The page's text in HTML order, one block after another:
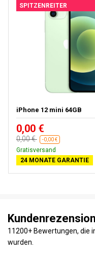
SPITZENREITER
iPhone 12 mini 64GB
0,00 €
0,00 € -0,00 €
Gratisversand
24 MONATE GARANTIE
11200+ Bewertungen, die
wurden.